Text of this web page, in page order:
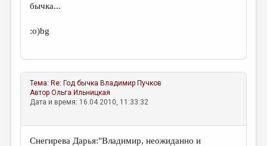
бычка...
:о)bg
Тема: Re: Год бычка Владимир Пучков
АвторОльга Ильницкая
Дата и время: 16.04.2010, 11:33:32
Снегирева Дарья:"Владимир, неожиданно и